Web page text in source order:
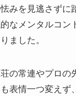
みを見逃さずに
なメンタルコン
ました。
の常連やプロの
表情一つ変えず